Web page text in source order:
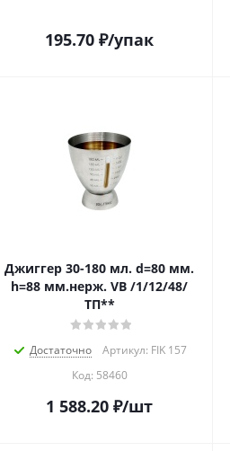
195.70 ₽/упак
Джиггер 30-180 мл. d=80 мм.
h=88 мм.нерж. VB /1/12/48/
ТП**
Достаточно
Артикул: FIK 157
Код: 58460
1 588.20 ₽/шт